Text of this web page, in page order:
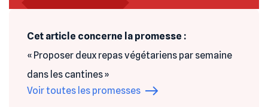
Cet article concerne la promesse :
« Proposer deux repas végétariens par semaine
dans les cantines »
Voir toutes les promesses